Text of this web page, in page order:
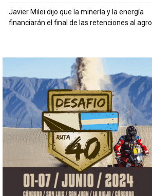
Javier Milei dijo que la minería y la energía
financiarán el final de las retenciones al agro